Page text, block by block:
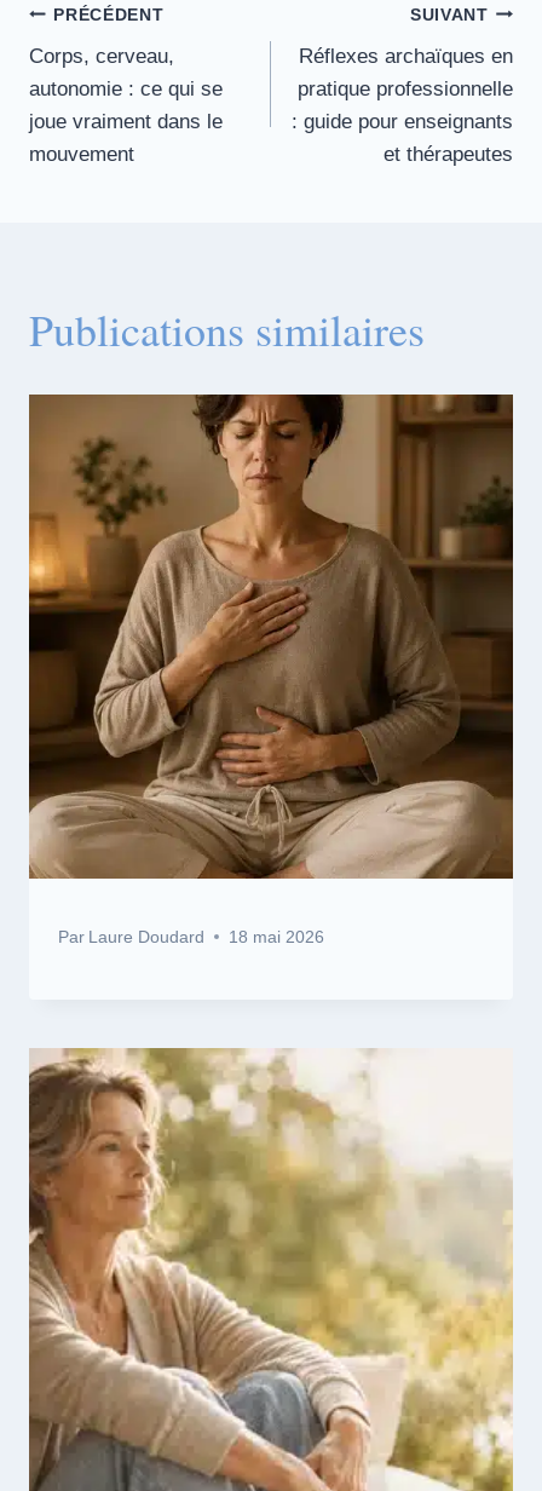
Navigation
de
l’article
PRÉCÉDENT
Corps, cerveau,
autonomie : ce qui se
joue vraiment dans le
mouvement
SUIVANT
Réflexes archaïques en
pratique professionnelle
: guide pour enseignants
et thérapeutes
Publications similaires
Par Laure Doudard 18 mai 2026